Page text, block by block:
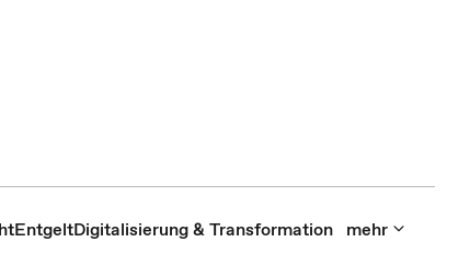
EntgeltDigitalisierung & Transformation mehr